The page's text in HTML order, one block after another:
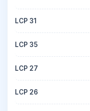
LCP 31
LCP 35
LCP 27
LCP 26